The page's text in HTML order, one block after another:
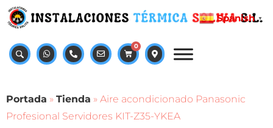
0
Portada » Tienda » Aire acondicionado Panasonic
Profesional Servidores KIT-Z35-YKEA
Spanish ▼